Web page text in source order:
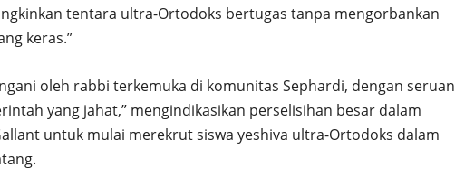
tentara ultra-Ortodoks bertugas tanpa mengorbankan
keras.”
oleh rabbi terkemuka di komunitas Sephardi, dengan seruan
yang jahat,” mengindikasikan perselisihan besar dalam
untuk mulai merekrut siswa yeshiva ultra-Ortodoks dalam